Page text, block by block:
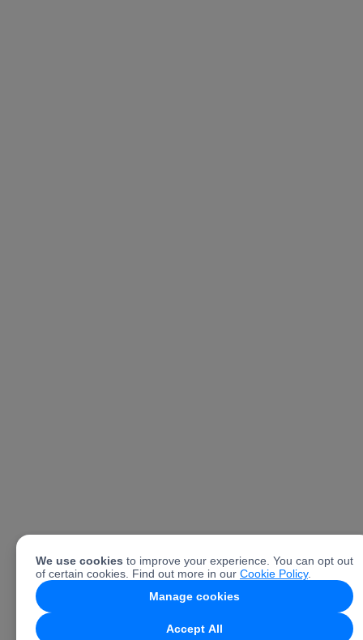
We use cookies to improve your experience. You can opt out
of certain cookies. Find out more in our Cookie Policy.
Manage cookies
Accept All